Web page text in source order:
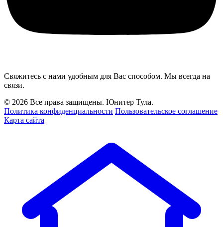
Свяжитесь с нами удобным для Вас способом. Мы всегда на
связи.
© 2026 Все права защищены. Юнитер Тула.
Политика конфиденциальности Пользовательское соглашение
Карта сайта